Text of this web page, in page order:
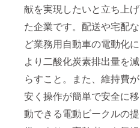
献を実現したいと立ち上げ
た企業です。配送や宅配な
ど業務用自動車の電動化に
より二酸化炭素排出量を減
らすこと。また、維持費が
安く操作が簡単で安全に移
動できる電動ビークルの提